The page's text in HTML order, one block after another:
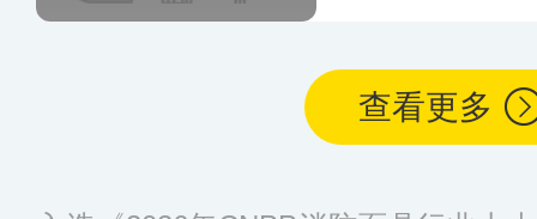
查看更多